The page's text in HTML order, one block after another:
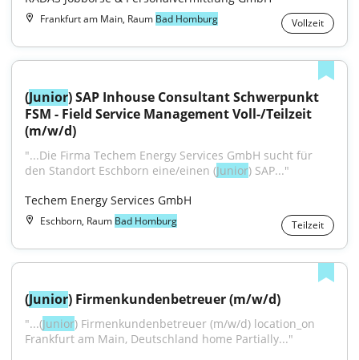
Frankfurt am Main, Raum Bad Homburg Vollzeit
(Junior) SAP Inhouse Consultant Schwerpunkt
FSM - Field Service Management Voll-/Teilzeit
(m/w/d)
"...Die Firma Techem Energy Services GmbH sucht für
den Standort Eschborn eine/einen (Junior) SAP..."
Techem Energy Services GmbH
Eschborn, Raum Bad Homburg Teilzeit
(Junior) Firmenkundenbetreuer (m/w/d)
"...(Junior) Firmenkundenbetreuer (m/w/d) location_on
Frankfurt am Main, Deutschland home Partially..."